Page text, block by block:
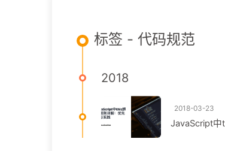
标签 - 代码规范
2018
2018-03-23
JavaScript中